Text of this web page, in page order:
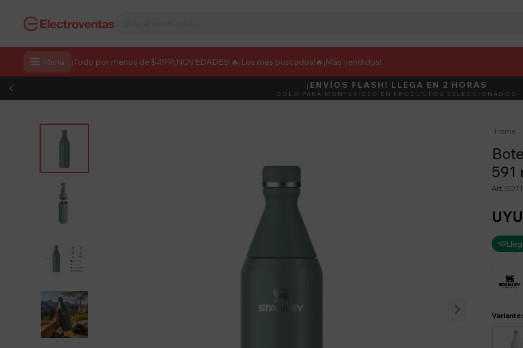
 Menú ¡Todo por menos de $499!¡NOVEDADES! 🔥¡Los más buscados!🔥 ¡Más vendidos!
DEBUT
¡ENVÍOS FLASH! LLEGA EN 2 HORAS
SOLO PARA MONTEVIDEO EN PRODUCTOS SELECCIONADOS
Home
591
UYU